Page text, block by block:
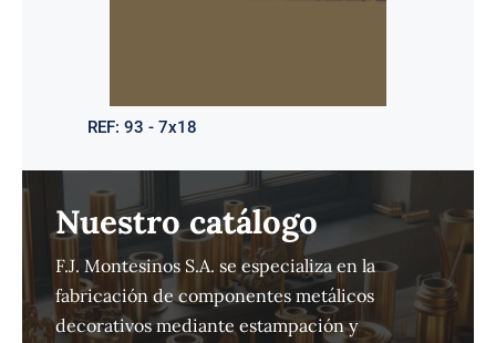
REF: 93 - 7x18
Nuestro catálogo
F.J. Montesinos S.A. se especializa en la
fabricación de componentes metálicos
decorativos mediante estampación y